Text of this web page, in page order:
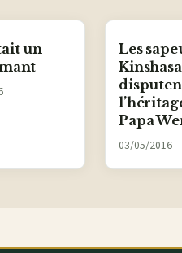
un
Les
Papa
03/05/2016